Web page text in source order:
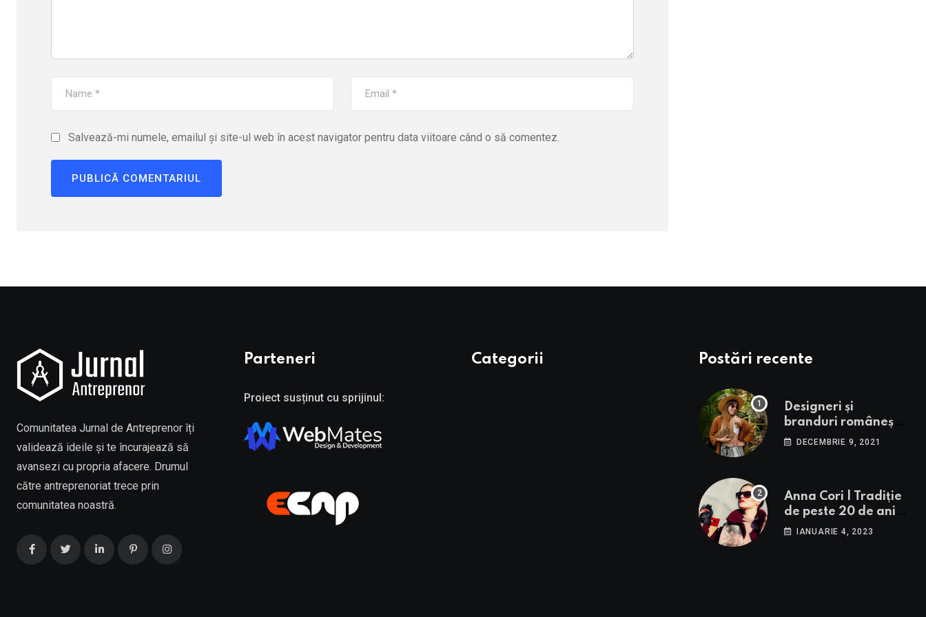
Salvează-mi numele, emailul și site-ul web în acest navigator pentru data viitoare când o să comentez.
Comunitatea Jurnal de Antreprenor îți
validează ideile și te încurajează să
avansezi cu propria afacere. Drumul
către antreprenoriat trece prin
comunitatea noastră.
Parteneri
Proiect susținut cu sprijinul:
Categorii Postări recente
Designeri și
branduri românești
de succes care fac
DECEMBRIE 9, 2021
Anna Cori | Tradiție
de peste 20 de ani în
România
IANUARIE 4, 2023